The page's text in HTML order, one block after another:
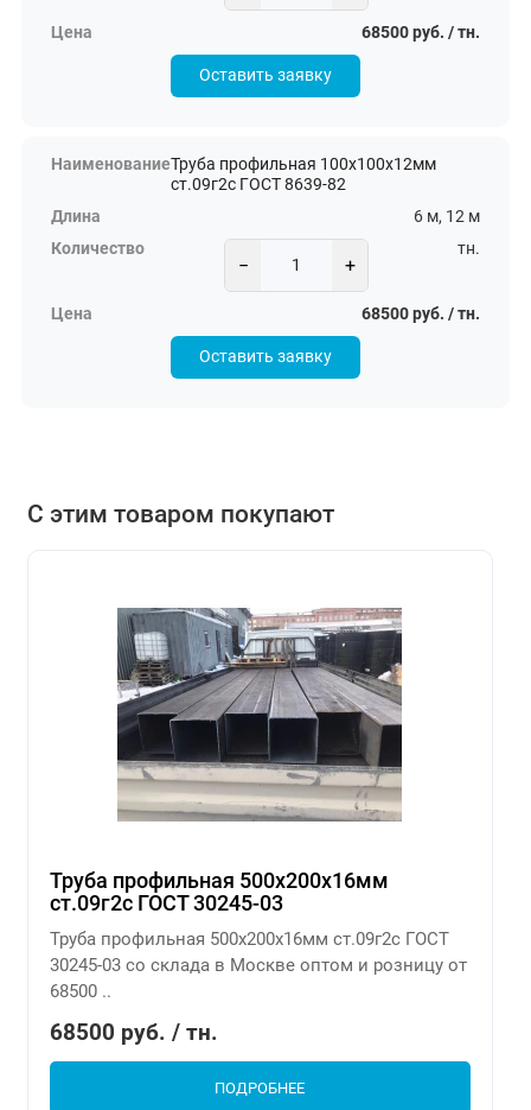
68500 руб. / тн.
Оставить заявку
Труба профильная 100х100х12мм
ст.09г2с ГОСТ 8639-82
6 м, 12 м
− +
тн.
68500 руб. / тн.
Оставить заявку
С этим товаром покупают
Труба профильная 500х200х16мм
ст.09г2с ГОСТ 30245-03
Труба профильная 500х200х16мм ст.09г2с ГОСТ
30245-03 со склада в Москве оптом и розницу от
68500 ..
68500 руб. / тн.
ПОДРОБНЕЕ